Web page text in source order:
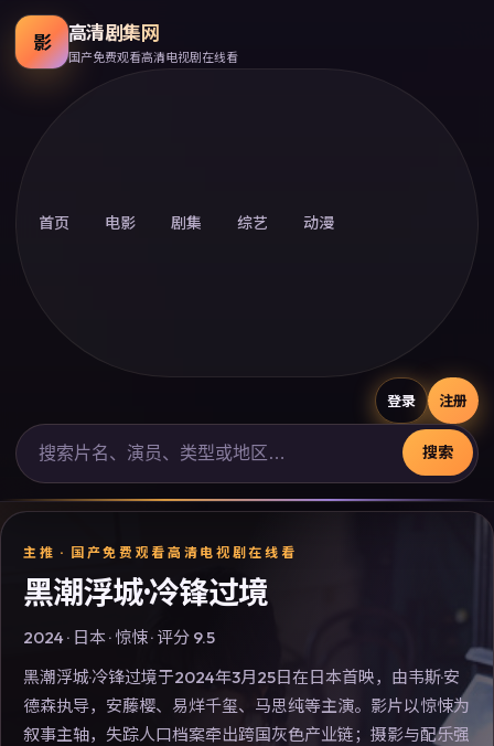
影 高清剧集网
国产免费观看高清电视剧在线看
首页 电影 剧集 综艺 动漫
登录 注册
搜索
主推 · 国产免费观看高清电视剧在线看
黑潮浮城·冷锋过境
2024· 日本· 惊悚· 评分 9.5
黑潮浮城·冷锋过境于2024年3月25日在日本首映，由韦斯·安
德森执导，安藤樱、易烊千玺、马思纯等主演。影片以惊悚为
叙事主轴，失踪人口档案牵出跨国灰色产业链；摄影与配乐强